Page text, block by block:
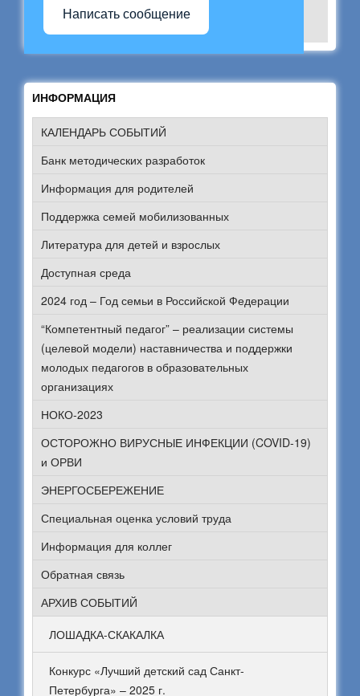
Написать сообщение
ИНФОРМАЦИЯ
КАЛЕНДАРЬ СОБЫТИЙ
Банк методических разработок
Информация для родителей
Поддержка семей мобилизованных
Литература для детей и взрослых
Доступная среда
2024 год – Год семьи в Российской Федерации
“Компетентный педагог” – реализации системы
(целевой модели) наставничества и поддержки
молодых педагогов в образовательных
организациях
НОКО-2023
ОСТОРОЖНО ВИРУСНЫЕ ИНФЕКЦИИ (COVID-19)
и ОРВИ
ЭНЕРГОСБЕРЕЖЕНИЕ
Специальная оценка условий труда
Информация для коллег
Обратная связь
АРХИВ СОБЫТИЙ
ЛОШАДКА-СКАКАЛКА
Конкурс «Лучший детский сад Санкт-
Петербурга» – 2025 г.